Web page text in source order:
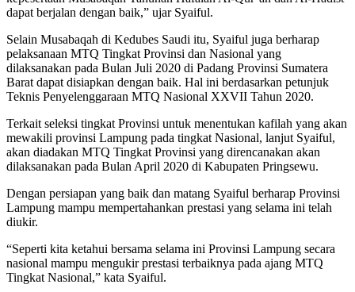
dapat berjalan dengan baik,” ujar Syaiful.
Selain Musabaqah di Kedubes Saudi itu, Syaiful juga berharap
pelaksanaan MTQ Tingkat Provinsi dan Nasional yang
dilaksanakan pada Bulan Juli 2020 di Padang Provinsi Sumatera
Barat dapat disiapkan dengan baik. Hal ini berdasarkan petunjuk
Teknis Penyelenggaraan MTQ Nasional XXVII Tahun 2020.
Terkait seleksi tingkat Provinsi untuk menentukan kafilah yang akan
mewakili provinsi Lampung pada tingkat Nasional, lanjut Syaiful,
akan diadakan MTQ Tingkat Provinsi yang direncanakan akan
dilaksanakan pada Bulan April 2020 di Kabupaten Pringsewu.
Dengan persiapan yang baik dan matang Syaiful berharap Provinsi
Lampung mampu mempertahankan prestasi yang selama ini telah
diukir.
“Seperti kita ketahui bersama selama ini Provinsi Lampung secara
nasional mampu mengukir prestasi terbaiknya pada ajang MTQ
Tingkat Nasional,” kata Syaiful.